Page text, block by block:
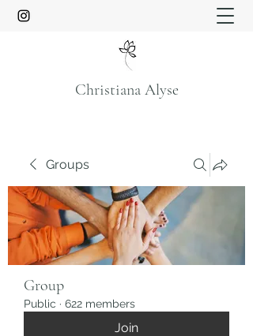
Christiana Alyse
Groups
Group
Public · 622 members
Join